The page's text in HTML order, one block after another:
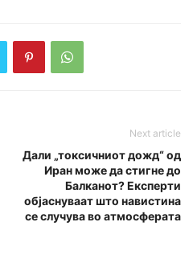
Next article
Дали „токсичниот дожд“ од
Иран може да стигне до
Балканот? Експерти
објаснуваат што навистина
се случува во атмосферата